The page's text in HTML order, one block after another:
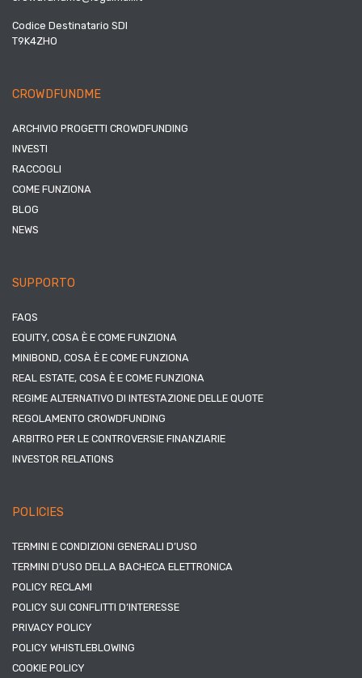
Codice Destinatario SDI
T9K4ZHO
CROWDFUNDME
ARCHIVIO PROGETTI CROWDFUNDING
INVESTI
RACCOGLI
COME FUNZIONA
BLOG
NEWS
SUPPORTO
FAQS
EQUITY, COSA È E COME FUNZIONA
MINIBOND, COSA È E COME FUNZIONA
REAL ESTATE, COSA È E COME FUNZIONA
REGIME ALTERNATIVO DI INTESTAZIONE DELLE QUOTE
REGOLAMENTO CROWDFUNDING
ARBITRO PER LE CONTROVERSIE FINANZIARIE
INVESTOR RELATIONS
POLICIES
TERMINI E CONDIZIONI GENERALI D’USO
TERMINI D’USO DELLA BACHECA ELETTRONICA
POLICY RECLAMI
POLICY SUI CONFLITTI D’INTERESSE
PRIVACY POLICY
POLICY WHISTLEBLOWING
COOKIE POLICY